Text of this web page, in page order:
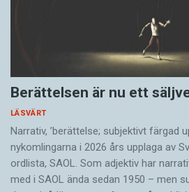
Berättelsen är nu ett
LÄSVÄRT
Narrativ, ’berättelse; subjektivt färgad
nykomlingarna i 2026 års upplaga av
ordlista, SAOL. Som adjektiv har
med i SAOL ända sedan 1950 – men